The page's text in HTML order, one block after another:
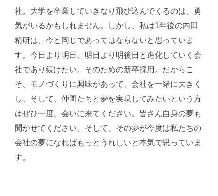
社。大学を卒業していきなり飛び込んでくるのは、勇
気がいるかもしれません。しかし、私は1年後の内田
精研は、今と同じであってはならないと思っていま
す。今日より明日、明日より明後日と進化していく会
社であり続けたい。そのための新卒採用。だからこ
そ、モノづくりに興味があって、会社を一緒に大きく
し、そして、仲間たちと夢を実現してみたいという方
はぜひ一度、会いに来てください。皆さん自身の夢も
聞かせてください。そして、その夢が今度は私たちの
会社の夢になればもっとうれしいと本気で思っていま
す。